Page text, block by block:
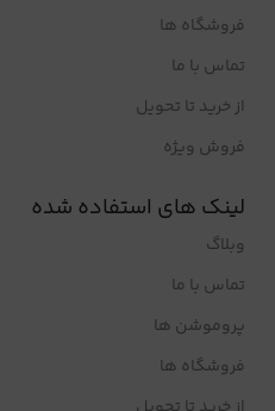
فروشگاه ها
تماس با ما
از خرید تا تحویل
فروش ویژه
لینک های استفاده شده
وبلاگ
تماس با ما
پروموشن ها
فروشگاه ها